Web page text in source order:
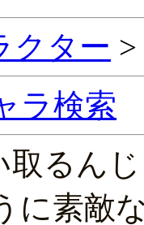
クター >
ラ検索
取るん
に素敵